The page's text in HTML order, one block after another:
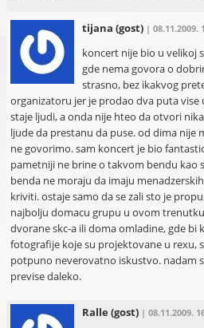
tijana (gost) | 08.11.2009.
koncert nije bio u velikoj
gde nema govora o
strasno, bez ikakvog
organizatoru jer je prodao dva puta vise
staje ljudi, a onda nije hteo da otvori
ljude da prestanu da puse. od dima nije
ne govorimo. sam koncert je bio
pametniji ne brine o takvom bendu kao
benda ne moraju da imaju
kriviti. ostaje samo da se zali sto je
najbolju domacu grupu u ovom
dvorane skc-a ili doma omladine, gde bi
fotografije koje su projektovane u rexu,
potpuno neverovatno iskustvo. nadam
previse daleko.
Ralle (gost) | 08.11.2009.